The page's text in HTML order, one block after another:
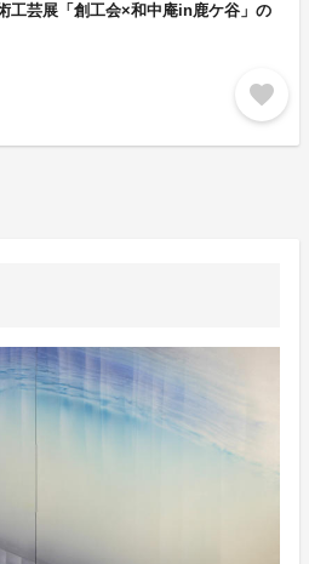
工芸展「創工会×和中庵in鹿ケ谷」の
favorite